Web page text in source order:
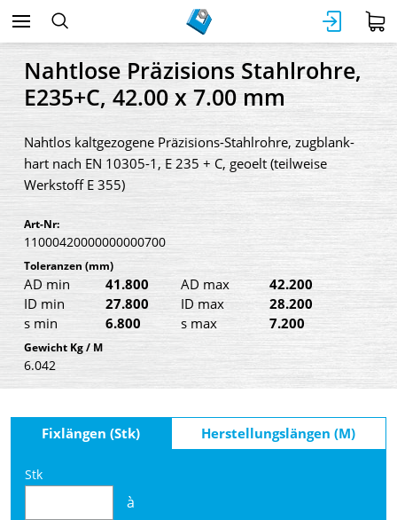
Nahtlose Präzisions Stahlrohre,
E235+C, 42.00 x 7.00 mm
Nahtlos kaltgezogene Präzisions-Stahlrohre, zugblank-
hart nach EN 10305-1, E 235 + C, geoelt (teilweise
Werkstoff E 355)
Art-Nr:
11000420000000000700
Toleranzen (mm)
AD min 41.800 AD max
42.200
ID min
27.800 ID max
28.200
s min
6.800 s max 7.200
Gewicht Kg / M
6.042
Fixlängen (Stk) Herstellungslängen (M)
Stk
à